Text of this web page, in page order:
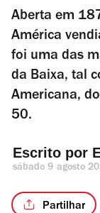
Aberta em
América
foi uma das
da Baixa, tal
Americana,
50.
Escrito por
sábado 9 agosto
Partilhar